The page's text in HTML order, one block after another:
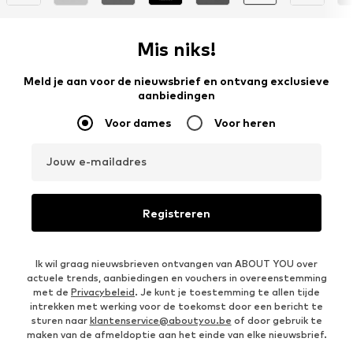
Mis niks!
Meld je aan voor de nieuwsbrief en ontvang exclusieve
aanbiedingen
Voor dames Voor heren
Jouw e-mailadres
Registreren
Ik wil graag nieuwsbrieven ontvangen van ABOUT YOU over
actuele trends, aanbiedingen en vouchers in overeenstemming
met de Privacybeleid. Je kunt je toestemming te allen tijde
intrekken met werking voor de toekomst door een bericht te
sturen naar klantenservice@aboutyou.be of door gebruik te
maken van de afmeldoptie aan het einde van elke nieuwsbrief.